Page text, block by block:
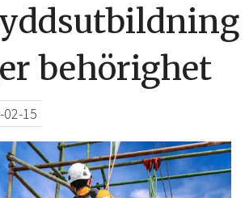
behörighet
02-15